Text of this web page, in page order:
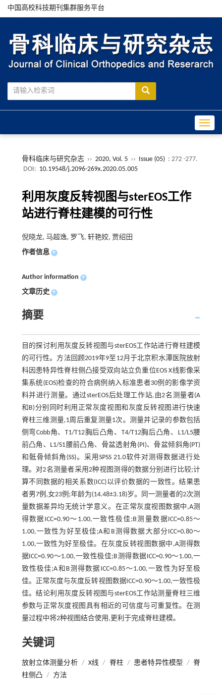
中国高校科技期刊集群服务平台
骨科临床与研究杂志 ›› 2020, Vol. 5 ›› Issue (05) : 272 -277.
DOI: 10.19548/j.2096-269x.2020.05.005
利用灰度反转视图与sterEOS工作
站进行脊柱建模的可行性
倪晓龙, 马超逸, 罗飞, 轩艳姣, 贾绍田
作者信息 +
Author information +
文章历史 +
摘要
目的探讨利用灰度反转视图与sterEOS工作站进行脊柱建模
的可行性。方法回顾2019年9至12月于北京积水潭医院放射
科因患特异性脊柱侧凸接受双向站立负重位EOS X线影像采
集系统(EOS)检查的符合病例纳入标准患者30例的影像学资
料并进行测量。通过sterEOS后处理工作站,由2名测量者(A
和B)分别同时利用正常灰度视图和灰度反转视图进行快速
脊柱三维测量,1周后重复测量1次。测量并记录的参数包括
侧弯Cobb角、T1/T12胸后凸角、T4/T12胸后凸角、L1/L5腰
前凸角、L1/S1腰前凸角、骨盆透射角(PI)、骨盆倾斜角(PT)
和骶骨倾斜角(SS)。采用SPSS 21.0软件对测得数据进行处
理。对2名测量者采用2种视图测得的数据分别进行比较;计
算不同数据的相关系数(ICC)以评价数据的一致性。结果患
者男7例,女23例;年龄为(14.48±3.18)岁。同一测量者的2次测
量数据差异均无统计学意义。在正常灰度视图数据中,A测
得数据ICC=0.90～1.00,一致性极佳;B测量数据ICC=0.85～
1.00,一致性为好至极佳;A和B测得数据大部分ICC=0.80～
1.00,一致性为好至极佳。在灰度反转视图数据中,A测得数
据ICC=0.90～1.00,一致性极佳;B测得数据ICC=0.90～1.00,一
致性极佳;A和B测得数据ICC=0.85～1.00,一致性为好至极
佳。正常灰度与灰度反转视图数据ICC=0.90～1.00,一致性极
佳。结论利用灰度反转视图与sterEOS工作站测量脊柱三维
参数与正常灰度视图具有相近的可信度与可重复性。在测
量过程中将2种视图结合使用,更利于完成脊柱建模。
关键词
放射立体测量分析 / X线 / 脊柱 / 患者特异性模型 / 脊
柱侧凸 / 方法